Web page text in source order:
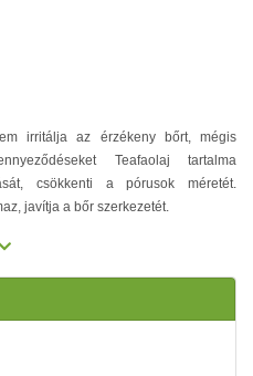
irritálja az érzékeny bőrt, mégis
Teafaolaj tartalma
csökkenti a pórusok méretét.
javítja a bőr szerkezetét.